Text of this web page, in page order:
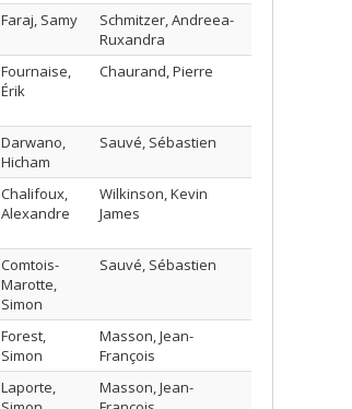
Faraj, Samy
Schmitzer, Andreea-
Ruxandra
Fournaise,
Érik
Chaurand, Pierre
Darwano,
Hicham
Sauvé, Sébastien
Chalifoux,
Alexandre
Wilkinson, Kevin
James
Comtois-
Marotte,
Simon
Sauvé, Sébastien
Forest,
Simon
Masson, Jean-
François
Laporte,
Masson, Jean-